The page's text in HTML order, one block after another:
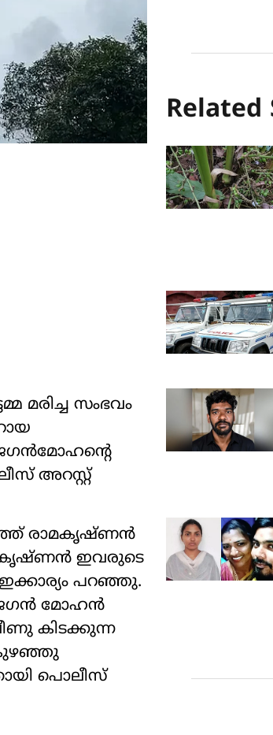
മരിച്ച സംഭവം
അറസ്റ്റ്
രാമകൃഷ്ണന്‍
ഇവരുടെ
പറഞ്ഞു.
ജഗന്‍ മോഹന്‍
കിടക്കുന്ന
കുഴഞ്ഞു
പൊലീസ്
Related